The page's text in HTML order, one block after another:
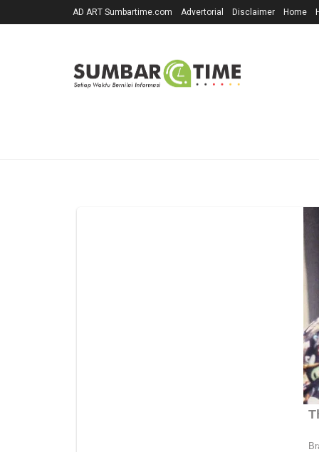
AD ART Sumbartime.com Advertorial Disclaimer Home